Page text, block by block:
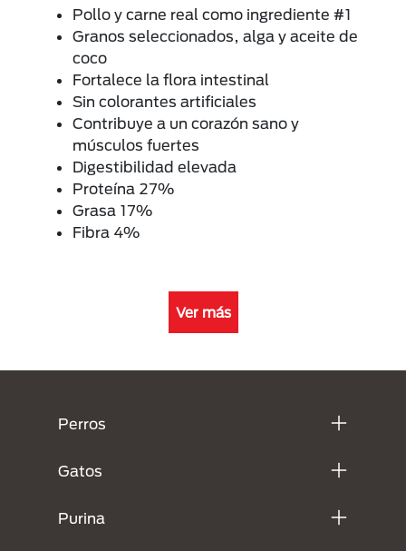
Pollo y carne real como ingrediente #1
Granos seleccionados, alga y aceite de
coco
Fortalece la flora intestinal
Sin colorantes artificiales
Contribuye a un corazón sano y
músculos fuertes
Digestibilidad elevada
Proteína 27%
Grasa 17%
Fibra 4%
Ver más
Perros
Gatos
Purina